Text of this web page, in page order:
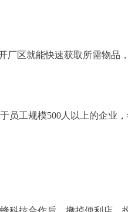
厂区就能快速获取所需物品
员工规模500人以上的企业